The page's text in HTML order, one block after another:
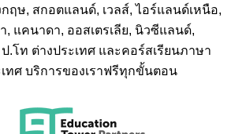
กฤษ, สกอตแลนด์, เวลส์, ไอร์แลนด์เหนือ,
, แคนาดา, ออสเตรเลีย, นิวซีแลนด์,
.โท ต่างประเทศ และคอร์สเรียนภาษา
ทศ บริการของเราฟรีทุกขั้นตอน